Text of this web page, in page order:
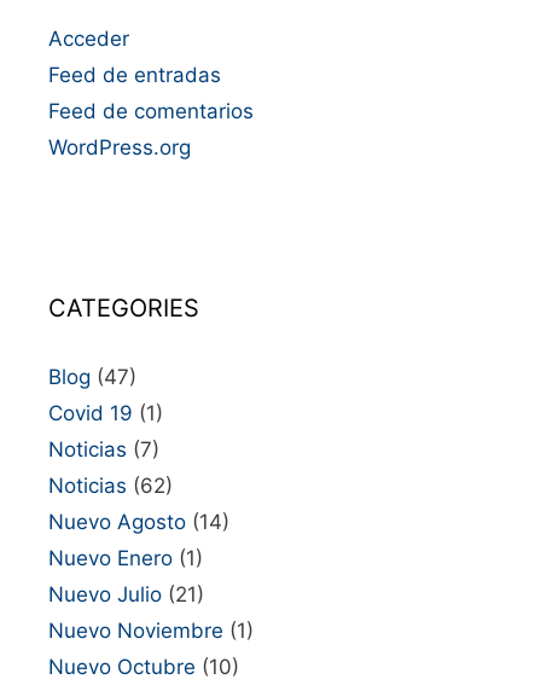
Acceder
Feed de entradas
Feed de comentarios
WordPress.org
CATEGORIES
Blog (47)
Covid 19 (1)
Noticias (7)
Noticias (62)
Nuevo Agosto (14)
Nuevo Enero (1)
Nuevo Julio (21)
Nuevo Noviembre (1)
Nuevo Octubre (10)